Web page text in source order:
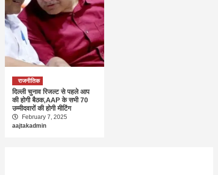
राजनीतिक
दिल्ली चुनाव रिजल्ट से पहले आप
की होगी बैठक,AAP के सभी 70
उम्मीदवारों की होगी मीटिंग
February 7, 2025
aajtakadmin